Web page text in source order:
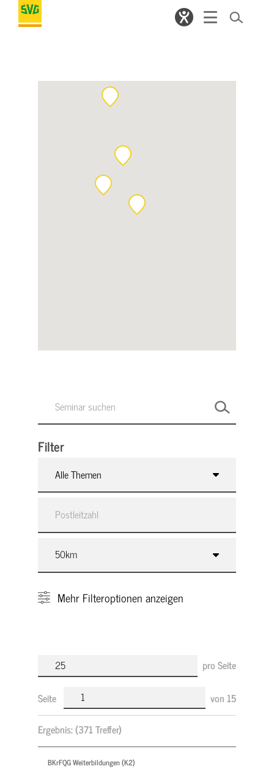
Filter
Alle Themen
Mehr Filteroptionen anzeigen
pro Seite
Seite von 15
Ergebnis:(371 Treffer)
BKrFQG Weiterbildungen (K2)